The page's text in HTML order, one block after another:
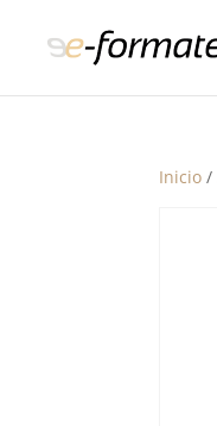
Inicio /